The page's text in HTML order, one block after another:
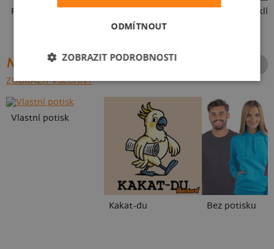
Fušál Fantastická
NEJPRODÁVANĚJŠÍ POTISKY
ZOBRAZIT VŠECHNY
Vlastní potisk
Kakat-du Bez potisku
ODMÍTNOUT
ZOBRAZIT PODROBNOSTI